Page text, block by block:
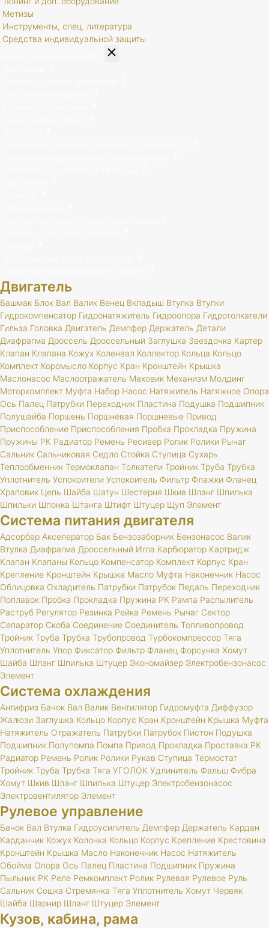
Метизы
Инструменты, спец. литература
Средства индивидуальной защиты
Двигатель
Башмак Блок Вал Валик Венец Вкладыш Втулка Втулки
Гидрокомпенсатор Гидронатяжитель Гидроопора Гидротолкатели
Гильза Головка Двигатель Демпфер Держатель Детали
Диафрагма Дроссель Дроссельный Заглушка Звездочка Картер
Клапан Клапана Кожух Коленвал Коллектор Кольца Кольцо
Комплект Коромысло Корпус Кран Кронштейн Крышка
Маслонасос Маслоотражатель Маховик Механизм Молдинг
Моторкомплект Муфта Набор Насос Натяжитель Натяжное Опора
Ось Палец Патрубки Переходник Пластина Подушка Подшипник
Полушайба Поршень Поршневая Поршневые Привод
Приспособление Приспособления Пробка Прокладка Пружина
Пружины РК Радиатор Ремень Ресивер Ролик Ролики Рычаг
Сальник Сальниковая Седло Стойка Ступица Сухарь
Теплообменник Термоклапан Толкатели Тройник Труба Трубка
Уплотнитель Успокоители Успокоитель Фильтр Флажки Фланец
Храповик Цепь Шайба Шатун Шестерня Шкив Шланг Шпилька
Шпильки Шпонка Штанга Штифт Штуцер Щуп Элемент
Система питания двигателя
Адсорбер Акселератор Бак Бензозаборник Бензонасос Валик
Втулка Диафрагма Дроссельный Игла Карбюратор Картридж
Клапан Клапаны Кольцо Компенсатор Комплект Корпус Кран
Крепление Кронштейн Крышка Масло Муфта Наконечник Насос
Облицовка Охладитель Патрубки Патрубок Педаль Переходник
Поплавок Пробка Прокладка Пружина РК Рампа Распылитель
Раструб Регулятор Резинка Рейка Ремень Рычаг Сектор
Сепаратор Скоба Соединение Соединитель Топливопровод
Тройник Труба Трубка Трубопровод Турбокомпрессор Тяга
Уплотнитель Упор Фиксатор Фильтр Фланец Форсунка Хомут
Шайба Шланг Шпилька Штуцер Экономайзер Электробензонасос
Элемент
Система охлаждения
Антифриз Бачок Вал Валик Вентилятор Гидромуфта Диффузор
Жалюзи Заглушка Кольцо Корпус Кран Кронштейн Крышка Муфта
Натяжитель Отражатель Патрубки Патрубок Пистон Подушка
Подшипник Полупомпа Помпа Привод Прокладка Проставка РК
Радиатор Ремень Ролик Ролики Рукав Ступица Термостат
Тройник Труба Трубка Тяга УГОЛОК Удлинитель Фальш Фибра
Хомут Шкив Шланг Шпилька Штуцер Электробензонасос
Электровентилятор Элемент
Рулевое управление
Бачок Вал Втулка Гидроусилитель Демпфер Держатель Кардан
Карданчик Кожух Колонка Кольцо Корпус Крепление Крестовина
Кронштейн Крышка Масло Наконечник Насос Натяжитель
Обойма Опора Ось Палец Пластина Подшипник Пружина
Пыльник РК Реле Ремкомплект Ролик Рулевая Рулевое Руль
Сальник Сошка Стремянка Тяга Уплотнитель Хомут Червяк
Шайба Шарнир Шланг Штуцер Элемент
Кузов, кабина, рама